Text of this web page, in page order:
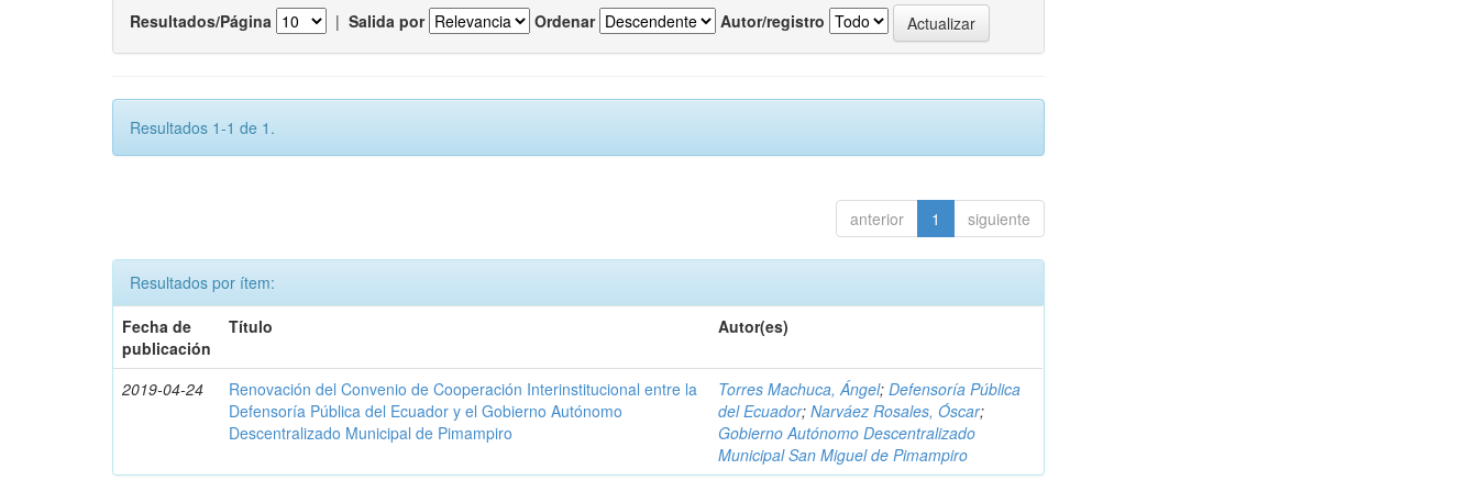
Resultados/Página | Salida por Ordenar Autor/registro
Resultados 1-1 de 1.
anterior 1 siguiente
Resultados por ítem:
Fecha de
publicación
Título Autor(es)
2019-04-24
Renovación del Convenio de Cooperación Interinstitucional entre la
Defensoría Pública del Ecuador y el Gobierno Autónomo
Descentralizado Municipal de Pimampiro
Torres Machuca, Ángel;Defensoría Pública
del Ecuador;Narváez Rosales, Óscar;
Gobierno Autónomo Descentralizado
Municipal San Miguel de Pimampiro